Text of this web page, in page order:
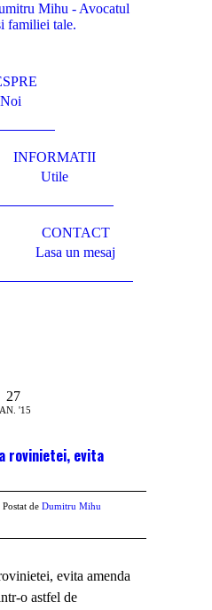
Noi
INFORMATII
Utile
CONTACT
Lasa un mesaj
27
'15
rovinietei, evita
Postat de Dumitru Mihu
evita amenda
o astfel de